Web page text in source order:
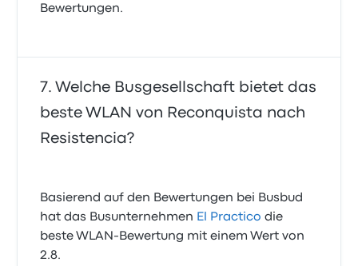
Bewertungen.
Welche Busgesellschaft bietet das
beste WLAN von Reconquista nach
Resistencia?
Basierend auf den Bewertungen bei Busbud
hat das Busunternehmen El Practico die
beste WLAN-Bewertung mit einem Wert von
2.8.